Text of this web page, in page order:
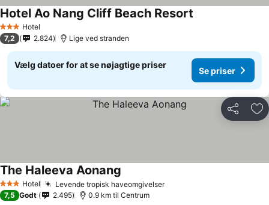
3 StjernerHotel
Hotel Ao Nang Cliff Beach Resort
7,2 2.824 Lige ved stranden
Vælg datoer for at se nøjagtige priser
Se priser
Del
3 StjernerHotel Levende tropisk haveomgivelser
The Haleeva Aonang
7,5 Godt 2.495 0.9 km til Centrum